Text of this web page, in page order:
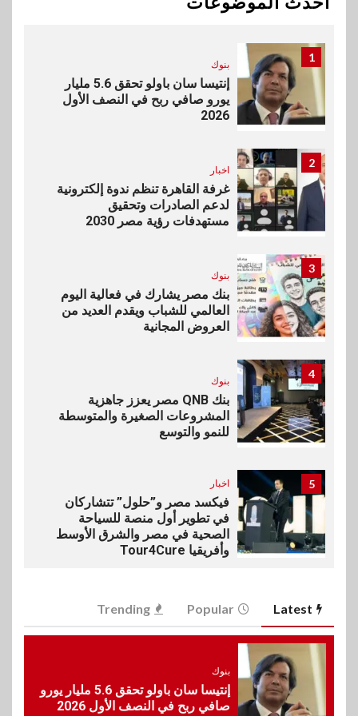
تأمينية متكاملة لعملاء البنك
1
بنوك
إنتيسا سان باولو تحقق 5.6 مليار
يورو صافي ربح في النصف الأول
2026
2
اخبار
غرفة القاهرة تنظم ندوة إلكترونية
لدعم الصادرات وتحقيق
مستهدفات رؤية مصر 2030
3
بنوك
بنك مصر يشارك في فعالية اليوم
العالمي للشباب ويقدم العديد من
العروض المجانية
4
بنوك
بنك QNB مصر يعزز جاهزية
المشروعات الصغيرة والمتوسطة
للنمو والتوسع
5 اخبار
فيكسد مصر و”حلول” تتشاركان
في تطوير أول منصة للسياحة
الصحية في مصر والشرق الأوسط
وأفريقيا Tour4Cure
هواوي: هاتف nova 15
Max بطارية ضخمة وتصميم متين
اقتصاد
Latest
Popular
Trending
بنوك
إنتيسا سان باولو تحقق 5.6 مليار يورو
صافي ربح في النصف الأول 2026